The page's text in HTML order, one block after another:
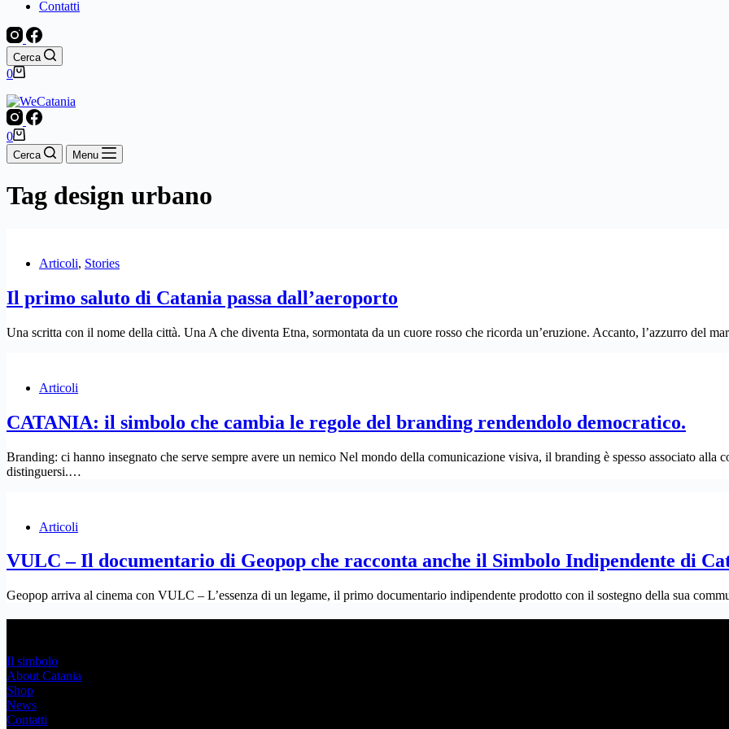
Contatti
Cerca
Carrello
0
Carrello
0
Cerca Menu
Tag design urbano
Articoli, Stories
Il primo saluto di Catania passa dall’aeroporto
Una scritta con il nome della città. Una A che diventa Etna, sormontata da un cuore rosso che ricorda un’eruzione. Accanto, l’azzurro del
Articoli
CATANIA: il simbolo che cambia le regole del branding rendendolo democratico.
Branding: ci hanno insegnato che serve sempre avere un nemico Nel mondo della comunicazione visiva, il branding è spesso associato alla
distinguersi.…
Articoli
VULC – Il documentario di Geopop che racconta anche il Simbolo Indipendente di
Geopop arriva al cinema con VULC – L’essenza di un legame, il primo documentario indipendente prodotto con il sostegno della sua
Il simbolo
About Catania
Shop
News
Contatti